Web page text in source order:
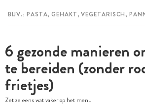
6 gezonde manieren
te bereiden (zonder
frietjes)
Zet ze eens wat vaker op het menu
MIJN BEWAARDE RECEPTEN